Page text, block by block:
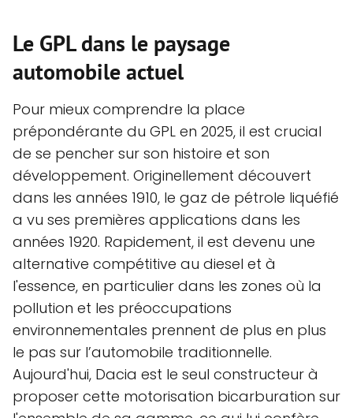
Le GPL dans le paysage
automobile actuel
Pour mieux comprendre la place
prépondérante du GPL en 2025, il est crucial
de se pencher sur son histoire et son
développement. Originellement découvert
dans les années 1910, le gaz de pétrole liquéfié
a vu ses premières applications dans les
années 1920. Rapidement, il est devenu une
alternative compétitive au diesel et à
l'essence, en particulier dans les zones où la
pollution et les préoccupations
environnementales prennent de plus en plus
le pas sur l’automobile traditionnelle.
Aujourd'hui, Dacia est le seul constructeur à
proposer cette motorisation bicarburation sur